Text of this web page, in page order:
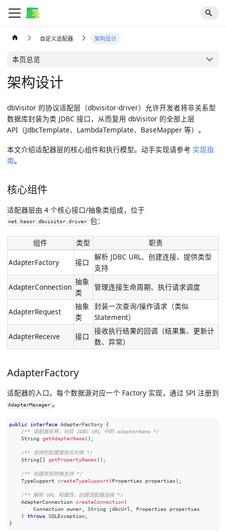
自定义适配器 架构设计
本页总览
架构设计
dbVisitor 的协议适配层（dbvisitor-driver）允许开发者将非关系型
数据库封装为类 JDBC 接口，从而复用 dbVisitor 的全部上层
API（JdbcTemplate、LambdaTemplate、BaseMapper 等）。
本文介绍适配器层的核心组件和执行模型。动手实现请参考 实现指
南。
核心组件
适配器层由 4 个核心接口/抽象类组成，位于
net.hasor.dbvisitor.driver 包：
组件 类型 职责
AdapterFactory 接口
解析 JDBC URL、创建连接、提供类型
支持
AdapterConnection
抽象
类
管理连接生命周期、执行请求调度
AdapterRequest
抽象
类
封装一次查询/操作请求（类似
Statement）
AdapterReceive
接口
接收执行结果的回调（结果集、更新计
数、异常）
AdapterFactory
适配器的入口。每个数据源对应一个 Factory 实现，通过 SPI 注册到
AdapterManager 。
public interface AdapterFactory
{
/** 适配器名称，对应 JDBC URL 中的 adapterName */
String
getAdapterName( ) ;
/** 支持的配置属性名列表 */
String [] getPropertyNames ( ) ;
/** 创建类型转换支持 */
TypeSupport
createTypeSupport ( Properties properties ) ;
/** 解析 URL 和属性，创建适配器连接 */
AdapterConnection
createConnection(
Connection owner, String jdbcUrl Properties properties
)
throws SQLException;
}